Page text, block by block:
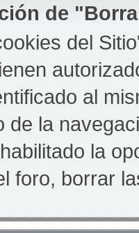
de
del
al
de la
la
foro, borrar